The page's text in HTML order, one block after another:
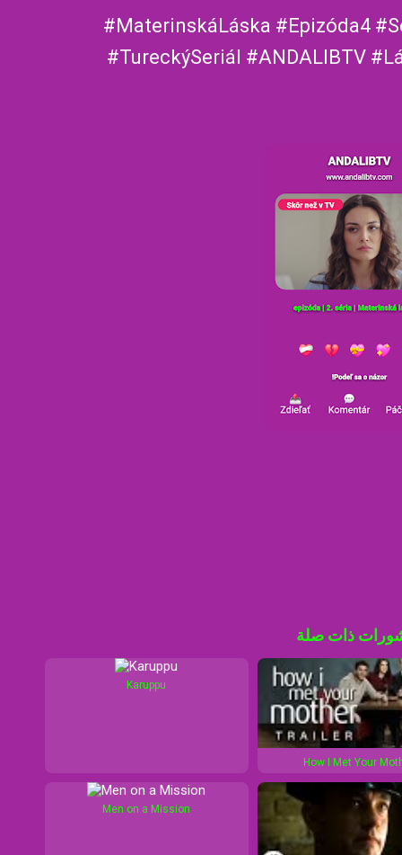
#MaterinskáLáska #Epizóda4
#TureckýSeriál #ANDALIBTV
ذات صلة
Karuppu
How I Met Your
Men on a Mission